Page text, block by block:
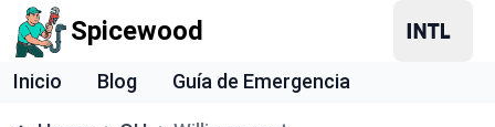
Spicewood
Inicio Blog Guía de Emergencia